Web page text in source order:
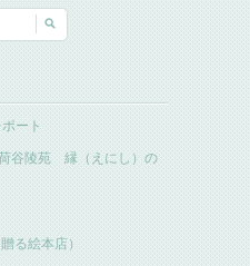
ート
谷陵苑 縁（えにし）の
る絵本店）